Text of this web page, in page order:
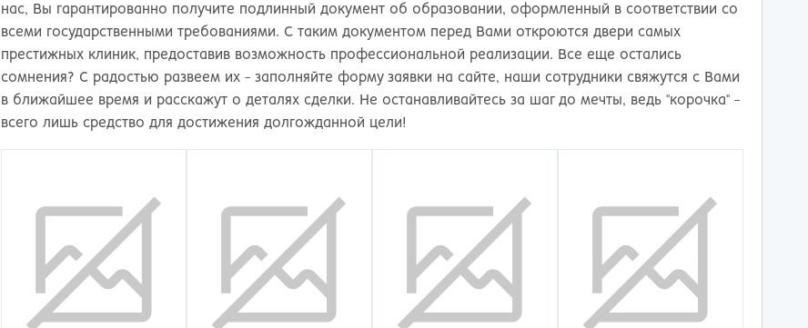
нас, Вы гарантированно получите подлинный документ об образовании, оформленный в соответствии со
всеми государственными требованиями. С таким документом перед Вами откроются двери самых
престижных клиник, предоставив возможность профессиональной реализации. Все еще остались
сомнения? С радостью развеем их - заполняйте форму заявки на сайте, наши сотрудники свяжутся с Вами
в ближайшее время и расскажут о деталях сделки. Не останавливайтесь за шаг до мечты, ведь "корочка" -
всего лишь средство для достижения долгожданной цели!